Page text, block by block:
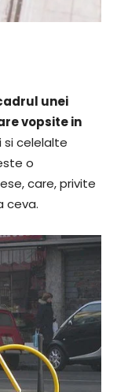
unei
vopsite in
si celelalte
o
care, privite
ceva.